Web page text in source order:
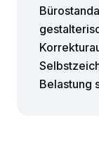
Belastung